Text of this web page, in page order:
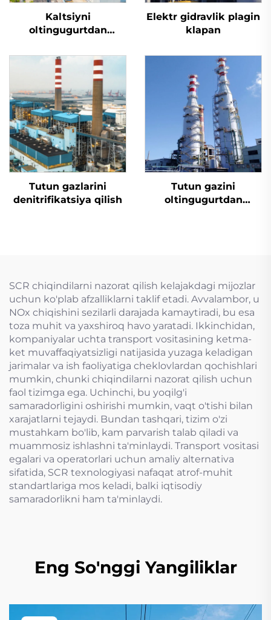
Kaltsiyni
oltingugurtdan
Elektr gidravlik plagin
klapan
Tutun gazlarini
denitrifikatsiya qilish
Tutun gazini
oltingugurtdan
SCR chiqindilarni nazorat qilish kelajakdagi mijozlar
uchun ko'plab afzalliklarni taklif etadi. Avvalambor, u
NOx chiqishini sezilarli darajada kamaytiradi, bu esa
toza muhit va yaxshiroq havo yaratadi. Ikkinchidan,
kompaniyalar uchta transport vositasining ketma-
ket muvaffaqiyatsizligi natijasida yuzaga keladigan
jarimalar va ish faoliyatiga cheklovlardan qochishlari
mumkin, chunki chiqindilarni nazorat qilish uchun
faol tizimga ega. Uchinchi, bu yoqilg'i
samaradorligini oshirishi mumkin, vaqt o'tishi bilan
xarajatlarni tejaydi. Bundan tashqari, tizim o'zi
mustahkam bo'lib, kam parvarish talab qiladi va
muammosiz ishlashni ta'minlaydi. Transport vositasi
egalari va operatorlari uchun amaliy alternativa
sifatida, SCR texnologiyasi nafaqat atrof-muhit
standartlariga mos keladi, balki iqtisodiy
samaradorlikni ham ta'minlaydi.
Eng So'nggi Yangiliklar